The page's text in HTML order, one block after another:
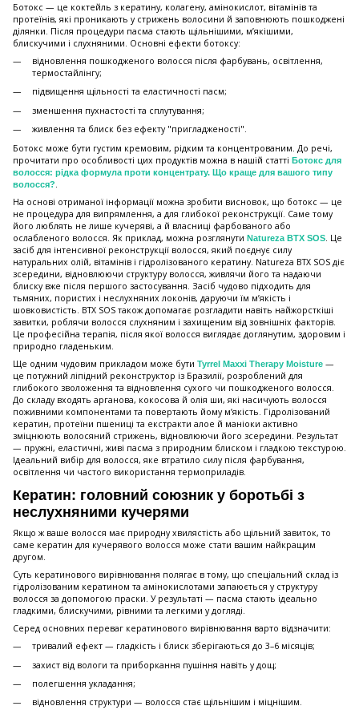
Ботокс — це коктейль з кератину, колагену, амінокислот, вітамінів та
протеїнів, які проникають у стрижень волосини й заповнюють пошкоджені
ділянки. Після процедури пасма стають щільнішими, м’якішими,
блискучими і слухняними. Основні ефекти ботоксу:
відновлення пошкодженого волосся після фарбувань, освітлення,
термостайлінгу;
підвищення щільності та еластичності пасм;
зменшення пухнастості та сплутування;
живлення та блиск без ефекту "пригладженості".
Ботокс може бути густим кремовим, рідким та концентрованим. До речі,
прочитати про особливості цих продуктів можна в нашій статті Ботокс для
волосся: рідка формула проти концентрату. Що краще для вашого типу
волосся?
На основі отриманої інформації можна зробити висновок, що ботокс — це
не процедура для випрямлення, а для глибокої реконструкції. Саме тому
його люблять не лише кучеряві, а й власниці фарбованого або
ослабленого волосся. Як приклад, можна розглянути Natureza BTX SOS . Це
засіб для інтенсивної реконструкції волосся, який поєднує силу
натуральних олій, вітамінів і гідролізованого кератину. Natureza BTX SOS діє
зсередини, відновлюючи структуру волосся, живлячи його та надаючи
блиску вже після першого застосування. Засіб чудово підходить для
тьмяних, пористих і неслухняних локонів, даруючи їм м’якість і
шовковистість. BTX SOS також допомагає розгладити навіть найжорсткіші
завитки, роблячи волосся слухняним і захищеним від зовнішніх факторів.
Це професійна терапія, після якої волосся виглядає доглянутим, здоровим і
природно гладеньким.
Ще одним чудовим прикладом може бути Tyrrel Maxxi Therapy Moisture —
це потужний ліпідний реконструктор із Бразилії, розроблений для
глибокого зволоження та відновлення сухого чи пошкодженого волосся.
До складу входять арганова, кокосова й олія ши, які насичують волосся
поживними компонентами та повертають йому м’якість. Гідролізований
кератин, протеїни пшениці та екстракти алое й маніоки активно
зміцнюють волосяний стрижень, відновлюючи його зсередини. Результат
— пружні, еластичні, живі пасма з природним блиском і гладкою текстурою.
Ідеальний вибір для волосся, яке втратило силу після фарбування,
освітлення чи частого використання термоприладів.
Кератин: головний союзник у боротьбі з
неслухняними кучерями
Якщо ж ваше волосся має природну хвилястість або щільний завиток, то
саме кератин для кучерявого волосся може стати вашим найкращим
другом.
Суть кератинового вирівнювання полягає в тому, що спеціальний склад із
гідролізованим кератином та амінокислотами запаюється у структуру
волосся за допомогою праски. У результаті — пасма стають ідеально
гладкими, блискучими, рівними та легкими у догляді.
Серед основних переваг кератинового вирівнювання варто відзначити:
тривалий ефект — гладкість і блиск зберігаються до 3–6 місяців;
захист від вологи та приборкання пушіння навіть у дощ;
полегшення укладання;
відновлення структури — волосся стає щільнішим і міцнішим.